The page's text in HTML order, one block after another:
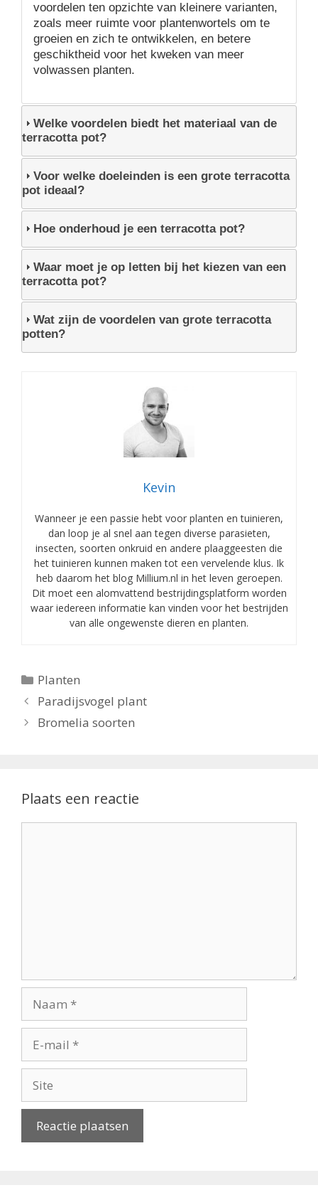
voordelen ten opzichte van kleinere varianten,
zoals meer ruimte voor plantenwortels om te
groeien en zich te ontwikkelen, en betere
geschiktheid voor het kweken van meer
volwassen planten.
Welke voordelen biedt het materiaal van de
terracotta pot?
Voor welke doeleinden is een grote terracotta
pot ideaal?
Hoe onderhoud je een terracotta pot?
Waar moet je op letten bij het kiezen van een
terracotta pot?
Wat zijn de voordelen van grote terracotta
potten?
Kevin
Wanneer je een passie hebt voor planten en tuinieren,
dan loop je al snel aan tegen diverse parasieten,
insecten, soorten onkruid en andere plaaggeesten die
het tuinieren kunnen maken tot een vervelende klus. Ik
heb daarom het blog Millium.nl in het leven geroepen.
Dit moet een alomvattend bestrijdingsplatform worden
waar iedereen informatie kan vinden voor het bestrijden
van alle ongewenste dieren en planten.
Categorieën
Planten
Paradijsvogel plant
Bromelia soorten
Plaats een reactie
mail